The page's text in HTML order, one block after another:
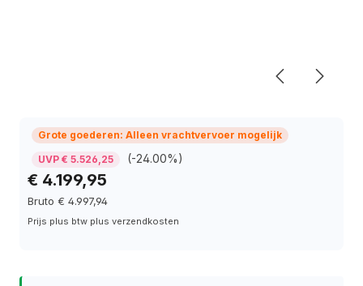
Grote goederen: Alleen vrachtvervoer mogelijk
UVP € 5.526,25
(-24.00%)
€ 4.199,95
Bruto € 4.997,94
Prijs plus btw plus verzendkosten